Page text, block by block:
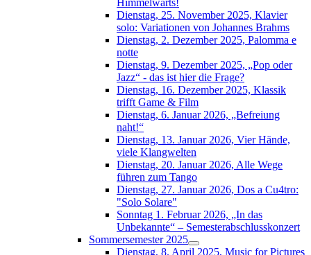
Dienstag, 25. November 2025, Klavier
solo: Variationen von Johannes Brahms
Dienstag, 2. Dezember 2025, Palomma e
notte
Dienstag, 9. Dezember 2025, „Pop oder
Jazz“ - das ist hier die Frage?
Dienstag, 16. Dezember 2025, Klassik
trifft Game & Film
Dienstag, 6. Januar 2026, „Befreiung
naht!“
Dienstag, 13. Januar 2026, Vier Hände,
viele Klangwelten
Dienstag, 20. Januar 2026, Alle Wege
führen zum Tango
Dienstag, 27. Januar 2026, Dos a Cu4tro:
"Solo Solare"
Sonntag 1. Februar 2026, „In das
Unbekannte“ – Semesterabschlusskonzert
Sommersemester 2025
Dienstag, 8. April 2025, Music for Pictures